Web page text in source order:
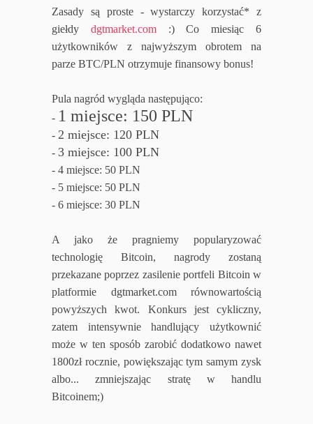
Zasady są proste - wystarczy korzystać* z
giełdy dgtmarket.com:) Co miesiąc 6
użytkowników z najwyższym obrotem na
parze BTC/PLN otrzymuje finansowy bonus!
Pula nagród wygląda następująco:
- 1 miejsce: 150 PLN
- 2 miejsce: 120 PLN
- 3 miejsce: 100 PLN
- 4 miejsce: 50 PLN
- 5 miejsce: 50 PLN
- 6 miejsce: 30 PLN
A jako że pragniemy popularyzować
technologię Bitcoin, nagrody zostaną
przekazane poprzez zasilenie portfeli Bitcoin w
platformie dgtmarket.com równowartością
powyższych kwot. Konkurs jest cykliczny,
zatem intensywnie handlujący użytkownić
może w ten sposób zarobić dodatkowo nawet
1800zł rocznie, powiększając tym samym zysk
albo... zmniejszając stratę w handlu
Bitcoinem;)